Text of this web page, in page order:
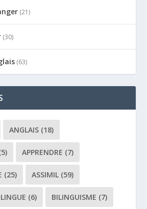
(21)
(30)
(63)
ANGLAIS (18)
APPRENDRE (7)
(25) ASSIMIL (59)
(6) BILINGUISME (7)